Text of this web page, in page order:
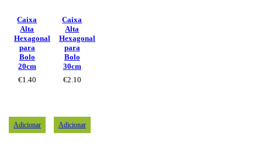
Caixa
Alta
Hexagonal
para
Bolo
20cm
€1.40
Caixa
Alta
Hexagonal
para
Bolo
30cm
€2.10
Adicionar Adicionar